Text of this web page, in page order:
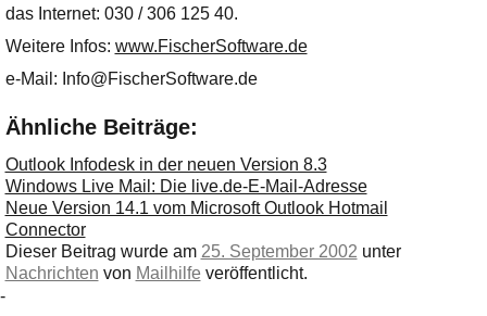
das Internet: 030 / 306 125 40.
Weitere Infos: www.FischerSoftware.de
e-Mail: Info@FischerSoftware.de
Ähnliche Beiträge:
Outlook Infodesk in der neuen Version 8.3
Windows Live Mail: Die live.de-E-Mail-Adresse
Neue Version 14.1 vom Microsoft Outlook Hotmail
Connector
Dieser Beitrag wurde am 25. September 2002 unter
Nachrichten von Mailhilfe veröffentlicht.
-